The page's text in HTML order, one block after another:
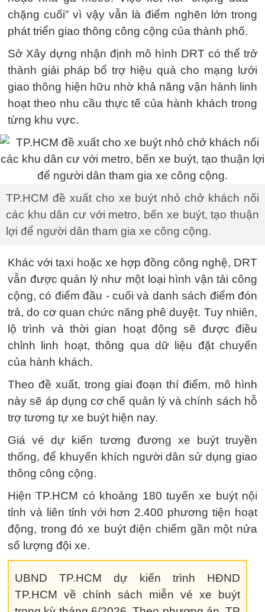
chặng cuối” vì vậy vẫn là điểm nghẽn lớn trong
phát triển giao thông công cộng của thành phố.
Sở Xây dựng nhận định mô hình DRT có thể trở
thành giải pháp bổ trợ hiệu quả cho mạng lưới
giao thông hiện hữu nhờ khả năng vận hành linh
hoạt theo nhu cầu thực tế của hành khách trong
từng khu vực.
TP.HCM đề xuất cho xe buýt nhỏ chở khách nối
các khu dân cư với metro, bến xe buýt, tạo thuận
lợi để người dân tham gia xe công cộng.
Khác với taxi hoặc xe hợp đồng công nghệ, DRT
vẫn được quản lý như một loại hình vận tải công
cộng, có điểm đầu - cuối và danh sách điểm đón
trả, do cơ quan chức năng phê duyệt. Tuy nhiên,
lộ trình và thời gian hoạt động sẽ được điều
chỉnh linh hoạt, thông qua dữ liệu đặt chuyến
của hành khách.
Theo đề xuất, trong giai đoạn thí điểm, mô hình
này sẽ áp dụng cơ chế quản lý và chính sách hỗ
trợ tương tự xe buýt hiện nay.
Giá vé dự kiến tương đương xe buýt truyền
thống, để khuyến khích người dân sử dụng giao
thông công cộng.
Hiện TP.HCM có khoảng 180 tuyến xe buýt nội
tỉnh và liên tỉnh với hơn 2.400 phương tiện hoạt
động, trong đó xe buýt điện chiếm gần một nửa
số lượng đội xe.
UBND TP.HCM dự kiến trình HĐND
TP.HCM về chính sách miễn vé xe buýt